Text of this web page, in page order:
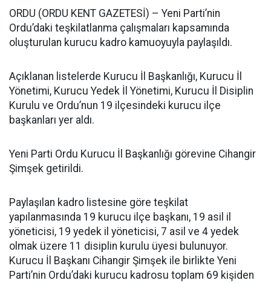
ORDU (ORDU KENT GAZETESİ) – Yeni Parti’nin
Ordu’daki teşkilatlanma çalışmaları kapsamında
oluşturulan kurucu kadro kamuoyuyla paylaşıldı.
Açıklanan listelerde Kurucu İl Başkanlığı, Kurucu İl
Yönetimi, Kurucu Yedek İl Yönetimi, Kurucu İl Disiplin
Kurulu ve Ordu’nun 19 ilçesindeki kurucu ilçe
başkanları yer aldı.
Yeni Parti Ordu Kurucu İl Başkanlığı görevine Cihangir
Şimşek getirildi.
Paylaşılan kadro listesine göre teşkilat
yapılanmasında 19 kurucu ilçe başkanı, 19 asil il
yöneticisi, 19 yedek il yöneticisi, 7 asil ve 4 yedek
olmak üzere 11 disiplin kurulu üyesi bulunuyor.
Kurucu İl Başkanı Cihangir Şimşek ile birlikte Yeni
Parti’nin Ordu’daki kurucu kadrosu toplam 69 kişiden